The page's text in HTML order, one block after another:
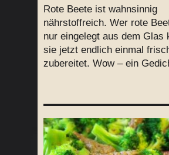
Rote Beete ist wahnsinnig
nährstoffreich. Wer rote
nur eingelegt aus dem Glas
sie jetzt endlich einmal
zubereitet. Wow – ein